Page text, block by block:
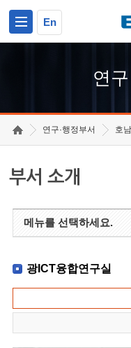
En
연
연구·행정부서 호
부서 소개
메뉴를 선택하세요.
광ICT융합연구실